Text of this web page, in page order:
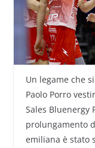
Un legame che
Paolo Porro
Sales Bluenergy
prolungamento
emiliana è stato